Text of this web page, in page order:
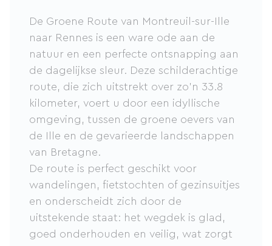
De Groene Route van Montreuil-sur-Ille
naar Rennes is een ware ode aan de
natuur en een perfecte ontsnapping aan
de dagelijkse sleur. Deze schilderachtige
route, die zich uitstrekt over zo'n 33.8
kilometer, voert u door een idyllische
omgeving, tussen de groene oevers van
de Ille en de gevarieerde landschappen
van Bretagne.
De route is perfect geschikt voor
wandelingen, fietstochten of gezinsuitjes
en onderscheidt zich door de
uitstekende staat: het wegdek is glad,
goed onderhouden en veilig, wat zorgt